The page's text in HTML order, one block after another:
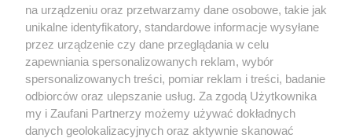
O FIRMIE POLITYKA PRYWATNOŚCI HOSTING
REKLAMA WSPÓŁPRACA RSS FACEBOOK KONTAKT
Nasze serwisy
na urządzeniu oraz przetwarzamy dane osobowe, takie jak
unikalne identyfikatory, standardowe informacje wysyłane
przez urządzenie czy dane przeglądania w celu
zapewniania spersonalizowanych reklam, wybór
spersonalizowanych treści, pomiar reklam i treści, badanie
odbiorców oraz ulepszanie usług. Za zgodą Użytkownika
my i Zaufani Partnerzy możemy używać dokładnych
danych geolokalizacyjnych oraz aktywnie skanować